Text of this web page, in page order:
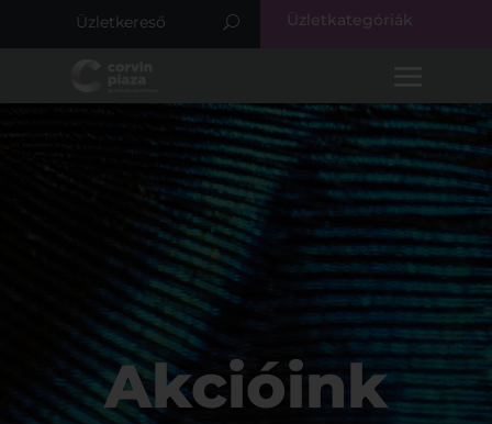
Üzletkategóriák
Akcióink